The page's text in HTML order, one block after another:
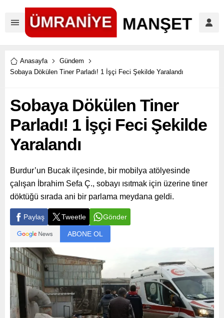
Anasayfa
Gündem
Sobaya Dökülen Tiner Parladı! 1 İşçi Feci Şekilde Yaralandı
Sobaya Dökülen Tiner
Parladı! 1 İşçi Feci Şekilde
Yaralandı
Burdur’un Bucak ilçesinde, bir mobilya atölyesinde
çalışan İbrahim Sefa Ç., sobayı ısıtmak için üzerine tiner
döktüğü sırada ani bir parlama meydana geldi.
Paylaş Tweetle Gönder
ABONE OL